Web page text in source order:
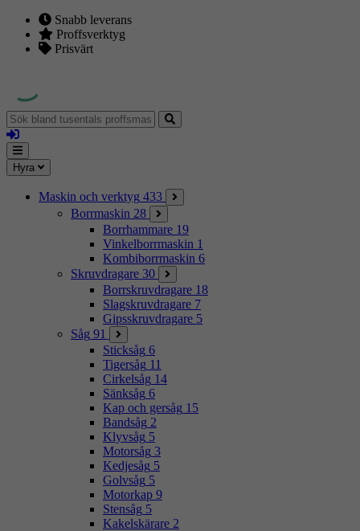
Snabb leverans
Proffsverktyg
Prisvärt
Sök
bland
tusentals
proffsmaskiner
Logga
in
Mina
sidor
Meny
Hyra
Maskin och verktyg 433
Borrmaskin 28
Borrhammare 19
Vinkelborrmaskin 1
Kombiborrmaskin 6
Skruvdragare 30
Borrskruvdragare 18
Slagskruvdragare 7
Gipsskruvdragare 5
Såg 91
Sticksåg 6
Tigersåg 11
Cirkelsåg 14
Sänksåg 6
Kap och gersåg 15
Bandsåg 2
Klyvsåg 5
Motorsåg 3
Kedjesåg 5
Golvsåg 5
Motorkap 9
Stensåg 5
Kakelskärare 2